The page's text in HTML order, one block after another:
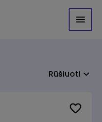
Rūšiuoti